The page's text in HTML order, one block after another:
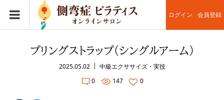
ログイン 会員登録
プリングストラップ（シングルアーム）
2025.05.02
中級エクササイズ・実技
0
147 0